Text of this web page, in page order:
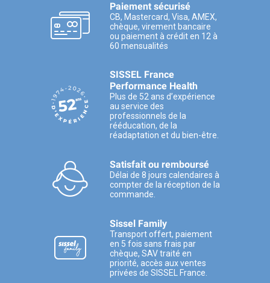
Paiement sécurisé
CB, Mastercard, Visa, AMEX,
chèque, virement bancaire
ou paiement à crédit en 12 à
60 mensualités
SISSEL France
Performance Health
Plus de 52 ans d’expérience
au service des
professionnels de la
rééducation, de la
réadaptation et du bien-être.
Satisfait ou remboursé
Délai de 8 jours calendaires à
compter de la réception de la
commande.
Sissel Family
Transport offert, paiement
en 5 fois sans frais par
chèque, SAV traité en
priorité, accès aux ventes
privées de SISSEL France.